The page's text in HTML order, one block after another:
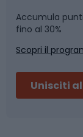
Skitouring
Pattinaggio
Accumula
fino al 30%
Scopri il
Unisciti